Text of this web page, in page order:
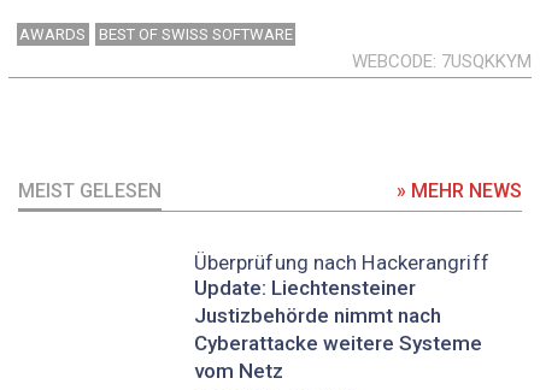
AWARDS BEST OF SWISS SOFTWARE
WEBCODE 7USQKKYM
MEIST GELESEN » MEHR NEWS
Überprüfung nach Hackerangriff
Update: Liechtensteiner
Justizbehörde nimmt nach
Cyberattacke weitere Systeme
vom Netz